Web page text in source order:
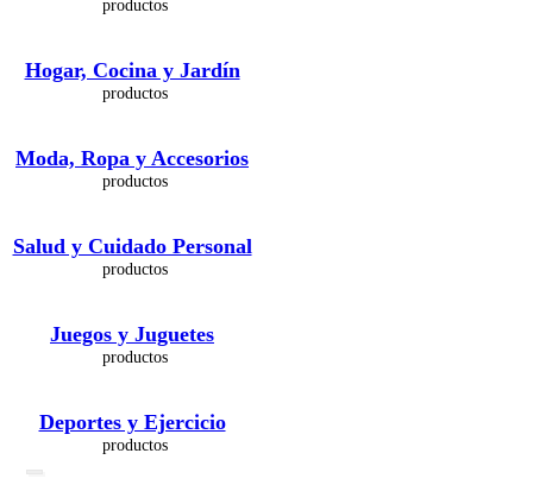
Hogar, Cocina y Jardín
Moda, Ropa y Accesorios
Salud y Cuidado Personal
Juegos y Juguetes
Deportes y Ejercicio